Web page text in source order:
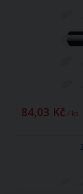
84,03 Kč / ks